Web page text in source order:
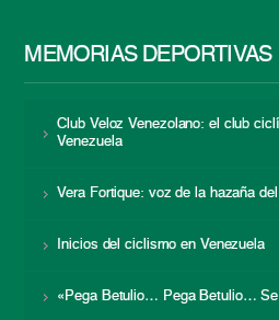
MEMORIAS DEPORTIVAS
Club Veloz Venezolano: el club
Venezuela
Vera Fortique: voz de la hazaña del
Inicios del ciclismo en Venezuela
«Pega Betulio… Pega Betulio… Se